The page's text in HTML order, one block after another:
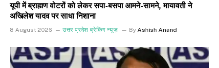
यूपी में ब्राह्मण वोटरों को लेकर सपा-बसपा आमने-सामने, मायावती ने
अखिलेश यादव पर साधा निशाना
8 August 2026 उत्तर प्रदेश ब्रेकिंग न्यूज़ By Ashish Anand